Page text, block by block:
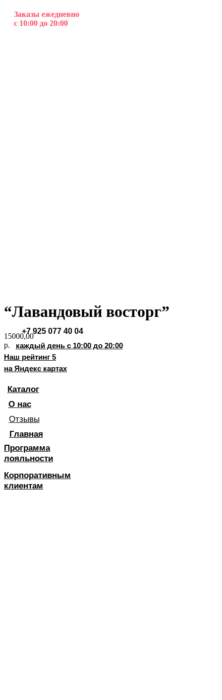
Позвоните мне!
+7 925 077 40 04
каждый день с 10:00 до 20:00
Наш рейтинг 5
на Яндекс картах
Каталог
О нас
Отзывы
Главная
Программа
лояльности
Корпоративным
клиентам
Заказы ежедневно
с 10:00 до 20:00
“Лавандовый восторг”
15000,00
р.